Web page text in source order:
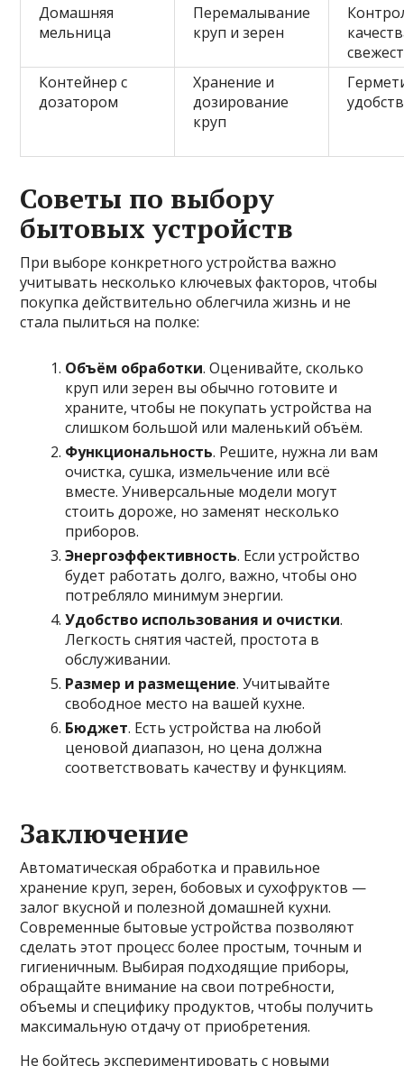
Домашняя
мельница
Перемалывание
круп и зерен
Контейнер с
дозатором
Хранение и
дозирование
круп
Советы по выбору
бытовых устройств
При выборе конкретного устройства важно
учитывать несколько ключевых факторов, чтобы
покупка действительно облегчила жизнь и не
стала пылиться на полке:
Объём обработки. Оценивайте, сколько
круп или зерен вы обычно готовите и
храните, чтобы не покупать устройства на
слишком большой или маленький объём.
Функциональность. Решите, нужна ли вам
очистка, сушка, измельчение или всё
вместе. Универсальные модели могут
стоить дороже, но заменят несколько
приборов.
Энергоэффективность. Если устройство
будет работать долго, важно, чтобы оно
потребляло минимум энергии.
Удобство использования и очистки.
Легкость снятия частей, простота в
обслуживании.
Размер и размещение. Учитывайте
свободное место на вашей кухне.
Бюджет. Есть устройства на любой
ценовой диапазон, но цена должна
соответствовать качеству и функциям.
Заключение
Автоматическая обработка и правильное
хранение круп, зерен, бобовых и сухофруктов —
залог вкусной и полезной домашней кухни.
Современные бытовые устройства позволяют
сделать этот процесс более простым, точным и
гигиеничным. Выбирая подходящие приборы,
обращайте внимание на свои потребности,
объемы и специфику продуктов, чтобы получить
максимальную отдачу от приобретения.
Не бойтесь экспериментировать с новыми